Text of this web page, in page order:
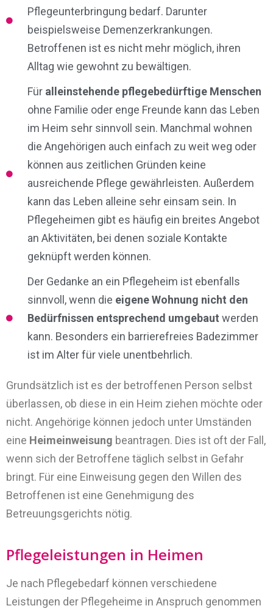
Pflegeunterbringung bedarf. Darunter
beispielsweise Demenzerkrankungen.
Betroffenen ist es nicht mehr möglich, ihren
Alltag wie gewohnt zu bewältigen.
Für alleinstehende pflegebedürftige Menschen
ohne Familie oder enge Freunde kann das Leben
im Heim sehr sinnvoll sein. Manchmal wohnen
die Angehörigen auch einfach zu weit weg oder
können aus zeitlichen Gründen keine
ausreichende Pflege gewährleisten. Außerdem
kann das Leben alleine sehr einsam sein. In
Pflegeheimen gibt es häufig ein breites Angebot
an Aktivitäten, bei denen soziale Kontakte
geknüpft werden können.
Der Gedanke an ein Pflegeheim ist ebenfalls
sinnvoll, wenn die eigene Wohnung nicht den
Bedürfnissen entsprechend umgebaut werden
kann. Besonders ein barrierefreies Badezimmer
ist im Alter für viele unentbehrlich.
Grundsätzlich ist es der betroffenen Person selbst
überlassen, ob diese in ein Heim ziehen möchte oder
nicht. Angehörige können jedoch unter Umständen
eine Heimeinweisung beantragen. Dies ist oft der Fall,
wenn sich der Betroffene täglich selbst in Gefahr
bringt. Für eine Einweisung gegen den Willen des
Betroffenen ist eine Genehmigung des
Betreuungsgerichts nötig.
Pflegeleistungen in Heimen
Je nach Pflegebedarf können verschiedene
Leistungen der Pflegeheime in Anspruch genommen